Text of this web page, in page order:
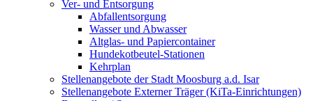
Ver- und Entsorgung
Abfallentsorgung
Wasser und Abwasser
Altglas- und Papiercontainer
Hundekotbeutel-Stationen
Kehrplan
Stellenangebote der Stadt Moosburg a.d. Isar
Stellenangebote Externer Träger (KiTa-Einrichtungen)